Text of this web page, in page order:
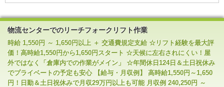
物流センターでのリーチフォークリフト作業
時給 1,550円 ～ 1,650円以上 ＋ 交通費規定支給 ☆リフト経験を最大評
価！高時給1,550円から1,650円スタート ☆天候に左右されにくい！屋
外ではなく「倉庫内での作業がメイン」 ☆年間休日124日＆土日祝休み
でプライベートの予定も安心 【給与・月収例】 高時給1,550円～1,650
円！日勤＆土日祝休みで月収29万円以上も可能 月収例 240,250円 ～